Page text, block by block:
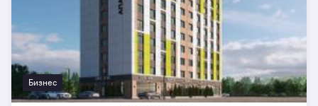
Бизнес